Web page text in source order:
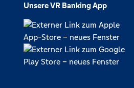
Unsere VR Banking App